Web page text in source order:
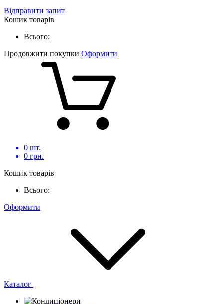
Відправити запит
Кошик товарів
Всього:
Продовжити покупки Оформити
0 шт.
0 грн.
Кошик товарів
Всього:
Оформити
Каталог